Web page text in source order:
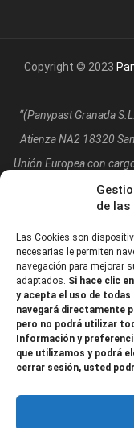
de las
Las Cookies son
necesarias le permiten
navegación para mejorar
adaptados. Si hace clic
y acepta el uso de todas
navegará directamente
pero no podrá utilizar
Información y
que utilizamos y podrá
cerrar sesión, usted
Copyright © 2023
“(Panypast Granada
Atienza NA2 18320
Unión Europea con
2014-2020, financiada
pandemia de COVID-
energético de gas
especialmente
natural y la